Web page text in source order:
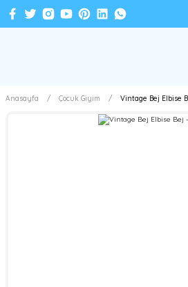
Anasayfa Çocuk Giyim Vintage Bej Elbise